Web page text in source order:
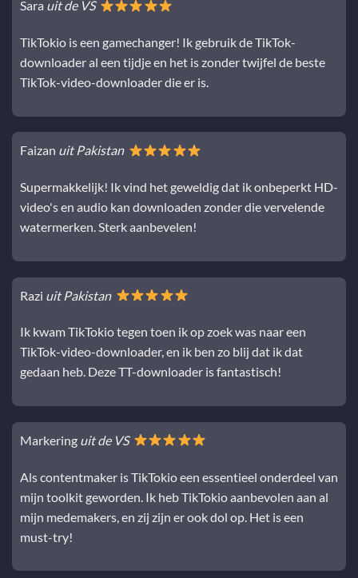
Sara uit de VS
TikTokio is een gamechanger! Ik gebruik de TikTok-
downloader al een tijdje en het is zonder twijfel de beste
TikTok-video-downloader die er is.
Faizan uit Pakistan
Supermakkelijk! Ik vind het geweldig dat ik onbeperkt HD-
video's en audio kan downloaden zonder die vervelende
watermerken. Sterk aanbevelen!
Razi uit Pakistan
Ik kwam TikTokio tegen toen ik op zoek was naar een
TikTok-video-downloader, en ik ben zo blij dat ik dat
gedaan heb. Deze TT-downloader is fantastisch!
Markeringuit de VS
Als contentmaker is TikTokio een essentieel onderdeel van
mijn toolkit geworden. Ik heb TikTokio aanbevolen aan al
mijn medemakers, en zij zijn er ook dol op. Het is een
must-try!